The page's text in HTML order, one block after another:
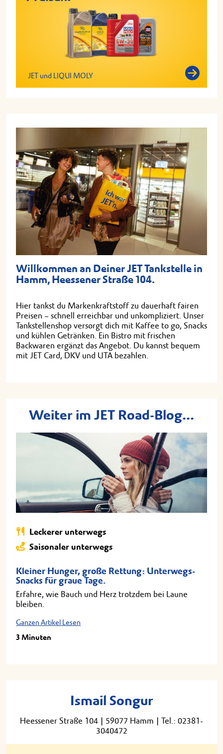
JET und LIQUI MOLY
Willkommen an Deiner JET Tankstelle in
Hamm, Heessener Straße 104.
Hier tankst du Markenkraftstoff zu dauerhaft fairen
Preisen – schnell erreichbar und unkompliziert. Unser
Tankstellenshop versorgt dich mit Kaffee to go, Snacks
und kühlen Getränken. Ein Bistro mit frischen
Backwaren ergänzt das Angebot. Du kannst bequem
mit JET Card, DKV und UTA bezahlen.
Weiter im JET Road-Blog...
Leckerer unterwegs
Saisonaler unterwegs
Kleiner Hunger, große Rettung: Unterwegs-
Snacks für graue Tage.
Erfahre, wie Bauch und Herz trotzdem bei Laune
bleiben.
Ganzen Artikel Lesen
3 Minuten
Ismail Songur
Heessener Straße 104 | 59077 Hamm | Tel.: 02381-
3040472